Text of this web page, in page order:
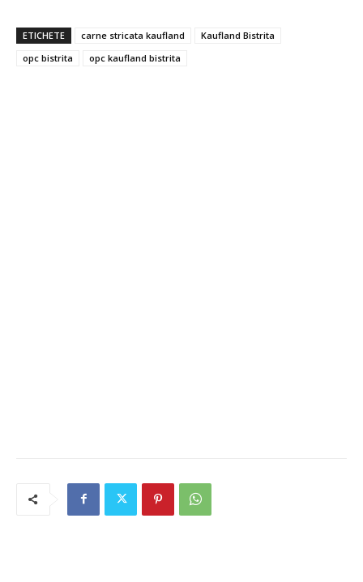
ETICHETE carne stricata kaufland
Kaufland Bistrita
opc bistrita
opc kaufland bistrita